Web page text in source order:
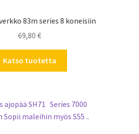
83m series 8 koneisiin
69,80 €
Katso tuotetta